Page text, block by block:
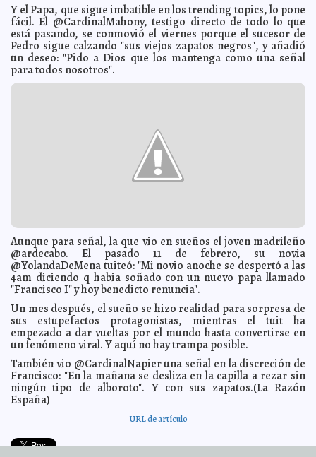
2013-03-18 22:25:31 Alcalde de Kanasín pide más recursos para seguridad
A7
2013-03-18 22:18:14 Atrapan a 'criminal de carrera' Mari Tere Menéndez Monforte
2013-03-18 22:14:56 Peña se reúne en Italia con purpurados mexicanos Mari
Tere Menéndez Monforte
2013-03-18 21:18:04 Mérida, sede de consulta de la ONU sobre energíaA7
Artesanos inundan Chichén Itzá y acosan a los turistas
Operadores de Gustavo Madero “habrían disuelto el
Mari Tere Menéndez Monforte
Caerá México al lugar 12 en recepción de turistas:
A7
2013-03-18 17:09:12 Acusan de negligencia médica al Hospital Materno
Infantil A7
2013-03-18 12:35:05 El anillo del Pescador no será de oro A7
2013-03-18 12:29:42 Thomas Pérez, primer latino en el nuevo gabinete de
Obama Mari Tere Menéndez Monforte
2013-03-18 12:06:05 Lindsay Lohan podría pasar ocho meses en la cárcel
por mentirosa Mari Tere Menéndez Monforte
2013-03-18 12:03:25 Identifican cadáveres de Ben Yauad A7
2013-03-18 11:23:41 Libia: 87 mueren envenenados por alcohol adulterado
A7
2013-03-18 10:46:44 Cristina Kirchner pide al Papa que medie en conflicto
de las Malvinas
'Lo miró con misericordia y lo eligió', divisa del Papa
aguantaremos mucho'
Y el Papa, que sigue imbatible en los trending topics, lo pone
fácil. El @CardinalMahony, testigo directo de todo lo que
está pasando, se conmovió el viernes porque el sucesor de
Pedro sigue calzando "sus viejos zapatos negros", y añadió
un deseo: "Pido a Dios que los mantenga como una señal
para todos nosotros".
Aunque para señal, la que vio en sueños el joven madrileño
@ardecabo. El pasado 11 de febrero, su novia
@YolandaDeMena tuiteó: "Mi novio anoche se despertó a las
4am diciendo q habia soñado con un nuevo papa llamado
"Francisco I" y hoy benedicto renuncia".
Un mes después, el sueño se hizo realidad para sorpresa de
sus estupefactos protagonistas, mientras el tuit ha
empezado a dar vueltas por el mundo hasta convertirse en
un fenómeno viral. Y aquí no hay trampa posible.
También vio @CardinalNapier una señal en la discreción de
Francisco: "En la mañana se desliza en la capilla a rezar sin
ningún tipo de alboroto". Y con sus zapatos.(La Razón
España)
URL de artículo